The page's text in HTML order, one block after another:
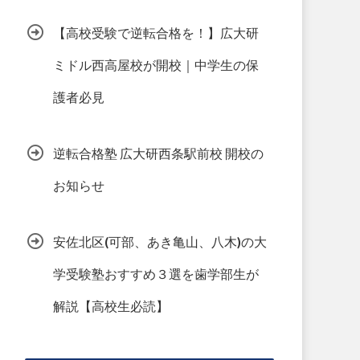
【高校受験で逆転合格を！】広大研
ミドル西高屋校が開校｜中学生の保
護者必見
逆転合格塾 広大研西条駅前校 開校の
お知らせ
安佐北区(可部、あき亀山、八木)の大
学受験塾おすすめ３選を歯学部生が
解説【高校生必読】